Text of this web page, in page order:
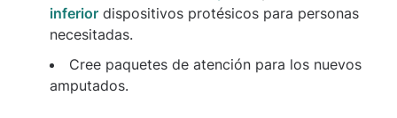
inferior dispositivos protésicos para personas
necesitadas.
Cree paquetes de atención para los nuevos
amputados.